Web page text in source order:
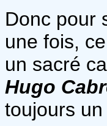
Donc pour
une fois,
un sacré
Hugo
toujours